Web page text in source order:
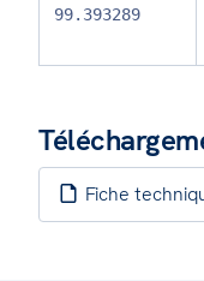
99.393289
Fiche